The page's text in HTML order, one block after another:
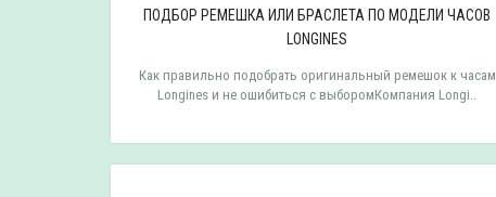
ПОДБОР РЕМЕШКА ИЛИ БРАСЛЕТА ПО МОДЕЛИ ЧАСОВ
LONGINES
Как правильно подобрать оригинальный ремешок к часам
Longines и не ошибиться с выборомКомпания Longi..